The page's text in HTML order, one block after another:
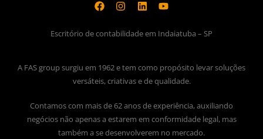
Escritório de contabilidade em Indaiatuba – SP
A FAS group surgiu em 1962 e tem como propósito levar soluções
versáteis, criativas e de qualidade.
Contamos com mais de 62 anos de experiência, auxiliando
negócios não apenas a estarem em conformidade legal, mas
também a se desenvolverem no mercado.